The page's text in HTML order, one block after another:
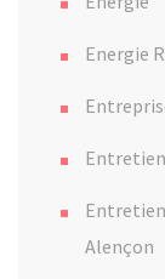
Energie
Entretien
Alençon